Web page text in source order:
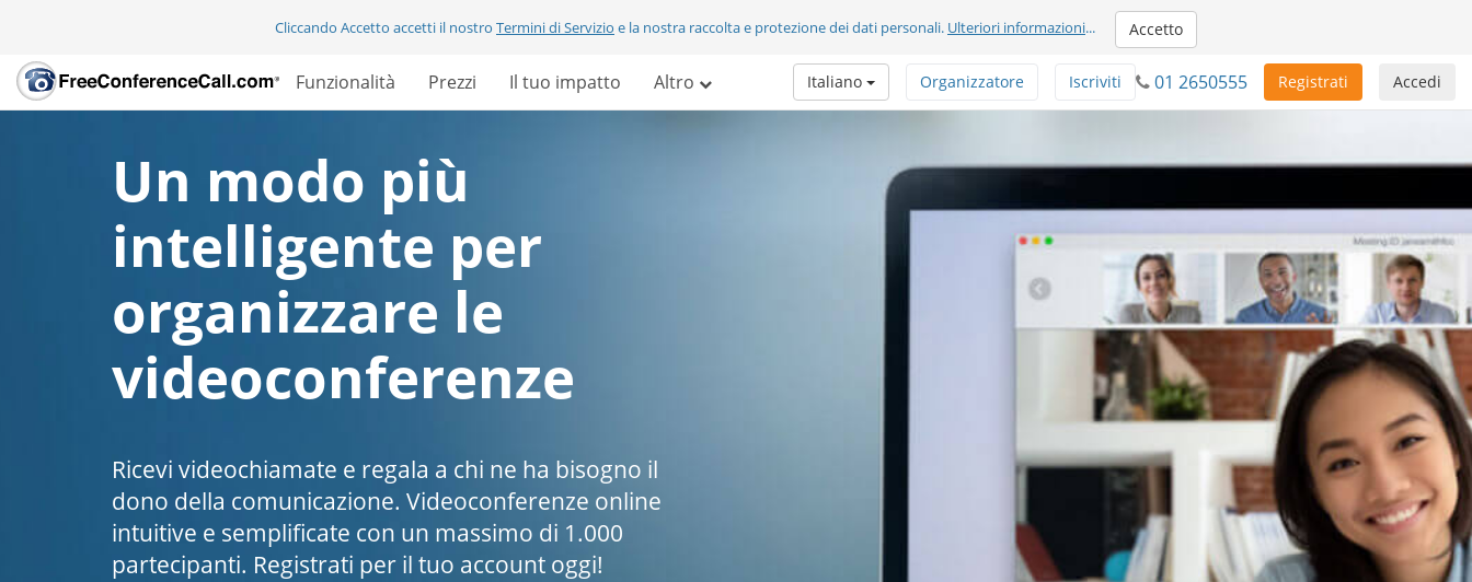
Cliccando Accetto accetti il nostro Termini di Servizio e la nostra raccolta e protezione dei dati personali. Ulteriori informazioni... Accetto
Funzionalità Prezzi Il tuo impatto Altro Accedi
Registrati
01 2650555
Iscriviti
Organizzatore
Italiano
Un modo più
intelligente per
organizzare le
videoconferenze
Ricevi videochiamate e regala a chi ne ha bisogno il
dono della comunicazione. Videoconferenze online
intuitive e semplificate con un massimo di 1.000
partecipanti. Registrati per il tuo account oggi!